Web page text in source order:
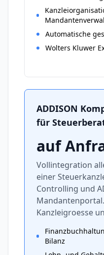
Automatische
Wolters Kluwer
ADDISON
für
auf
Vollintegration
einer
Controlling und
Kanzleigroesse
Bilanz